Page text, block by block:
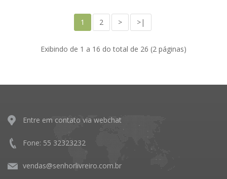
1 2 > >|
Exibindo de 1 a 16 do total de 26 (2 páginas)
Entre em contato via webchat
Fone: 55 32323232
vendas@senhorlivreiro.com.br